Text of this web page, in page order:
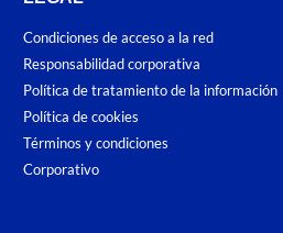
Condiciones de acceso a la red
Responsabilidad corporativa
Política de tratamiento de la información
Política de cookies
Términos y condiciones
Corporativo